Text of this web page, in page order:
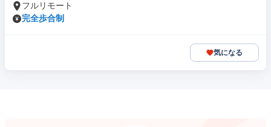
フルリモート
完全歩合制
気になる